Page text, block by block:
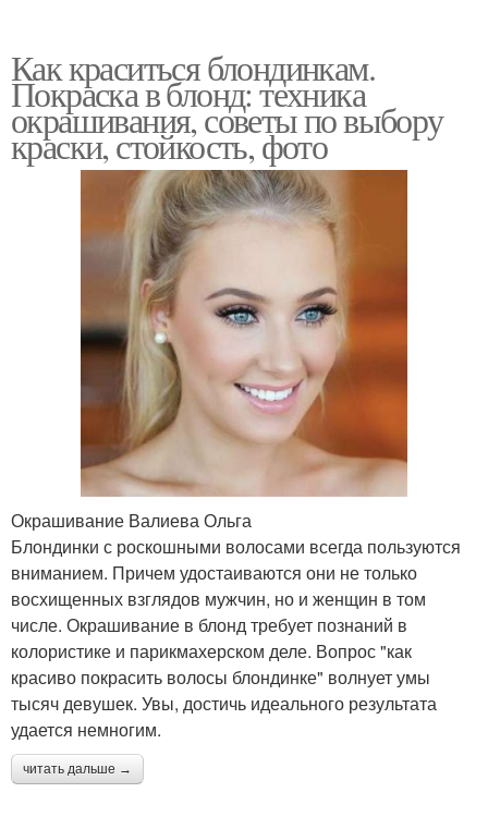
Как краситься блондинкам.
Покраска в блонд: техника
окрашивания, советы по выбору
краски, стойкость, фото
Окрашивание Валиева Ольга
Блондинки с роскошными волосами всегда пользуются
вниманием. Причем удостаиваются они не только
восхищенных взглядов мужчин, но и женщин в том
числе. Окрашивание в блонд требует познаний в
колористике и парикмахерском деле. Вопрос "как
красиво покрасить волосы блондинке" волнует умы
тысяч девушек. Увы, достичь идеального результата
удается немногим.
читать дальше →